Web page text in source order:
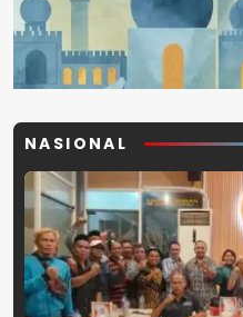
NASIONAL